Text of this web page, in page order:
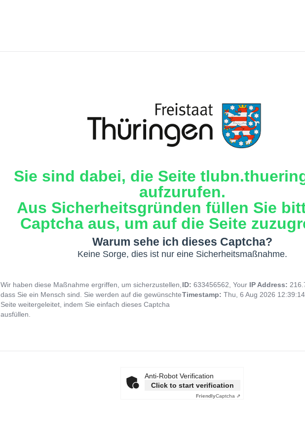
Sie sind dabei, die Seite
aufzurufen.
Aus Sicherheitsgründen füllen Sie
Captcha aus, um auf die Seite
Warum sehe ich dieses Captcha?
Keine Sorge, dies ist nur eine Sicherheitsmaßnahme.
Wir haben diese Maßnahme ergriffen, um sicherzustellen,
dass Sie ein Mensch sind. Sie werden auf die gewünschte
Seite weitergeleitet, indem Sie einfach dieses Captcha
ausfüllen.
ID: 633456562, Your IP Address:
Timestamp: Thu, 6 Aug 2026
Anti-Robot Verification
Click to start verification
FriendlyCaptcha ⇗